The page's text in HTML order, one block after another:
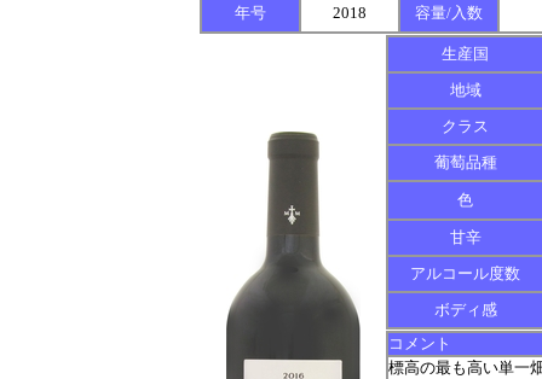
年号 2018 容量/入数
生産国
地域
クラス
葡萄品種
色
甘辛
アルコール度数
ボディ感
コメント
標高の最も高い単一